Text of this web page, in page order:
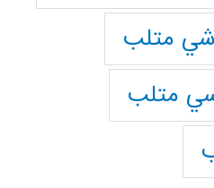
متلب
متلب